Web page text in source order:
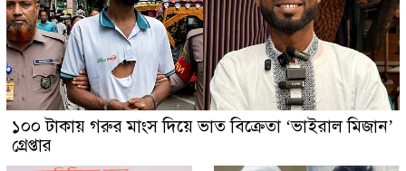
১০০ টাকায় গরুর মাংস দিয়ে ভাত বিক্রেতা ‘ভাইরাল মিজান’
গ্রেপ্তার